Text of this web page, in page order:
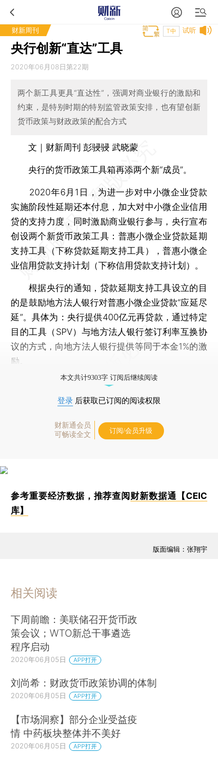
财新周刊 试听
T中
央行创新“直达”工具
2020年06月08日第22期
两个新工具更具“直达性”，强调对商业银行的激励和
约束，是特别时期的特别监管政策安排，也有望创新
货币政策与财政政策的配合方式
文｜财新周刊 彭骎骎 武晓蒙
央行的货币政策工具箱再添两个新“成员”。
2020年6月1日，为进一步对中小微企业贷款
实施阶段性延期还本付息，加大对中小微企业信用
贷的支持力度，同时激励商业银行参与，央行宣布
创设两个新货币政策工具：普惠小微企业贷款延期
支持工具（下称贷款延期支持工具），普惠小微企
业信用贷款支持计划（下称信用贷款支持计划）。
根据央行的通知，贷款延期支持工具设立的目
的是鼓励地方法人银行对普惠小微企业贷款“应延尽
延”。具体为：央行提供400亿元再贷款，通过特定
目的工具（SPV）与地方法人银行签订利率互换协
议的方式，向地方法人银行提供等同于本金1%的激
励。
本文共计9303字 订阅后继续阅读
登录 后获取已订阅的阅读权限
财新通会员
可畅读全文
订阅/会员升级
参考重要经济数据，推荐查阅 财新数据通【CEIC
库】
版面编辑：张翔宇
相关阅读
下周前瞻：美联储召开货币政
策会议；WTO新总干事遴选
程序启动
2020年06月05日 APP打开
刘尚希：财政货币政策协调的体制
2020年06月05日 APP打开
【市场洞察】部分企业受益疫
情 中药板块整体并不美好
2020年06月05日 APP打开